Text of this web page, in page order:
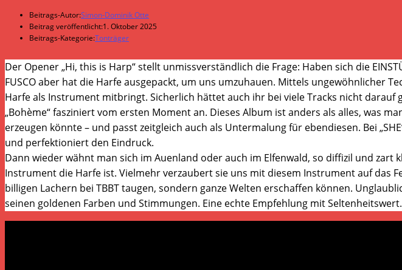
Beitrags-Autor:Simon-Dominik Otte
Beitrag veröffentlicht:1. Oktober 2025
Beitrags-Kategorie:Tonträger
Der Opener „Hi, this is Harp“ stellt unmissverständlich die Frage: Haben sich die
FUSCO aber hat die Harfe ausgepackt, um uns umzuhauen. Mittels ungewöhnlicher
Harfe als Instrument mitbringt. Sicherlich hättet auch ihr bei viele Tracks nicht
„Bohème“ fasziniert vom ersten Moment an. Dieses Album ist anders als alles, was
erzeugen könnte – und passt zeitgleich auch als Untermalung für ebendiesen. Bei
und perfektioniert den Eindruck.
Dann wieder wähnt man sich im Auenland oder auch im Elfenwald, so diffizil und zart
Instrument die Harfe ist. Vielmehr verzaubert sie uns mit diesem Instrument auf das
billigen Lachern bei TBBT taugen, sondern ganze Welten erschaffen können.
seinen goldenen Farben und Stimmungen. Eine echte Empfehlung mit